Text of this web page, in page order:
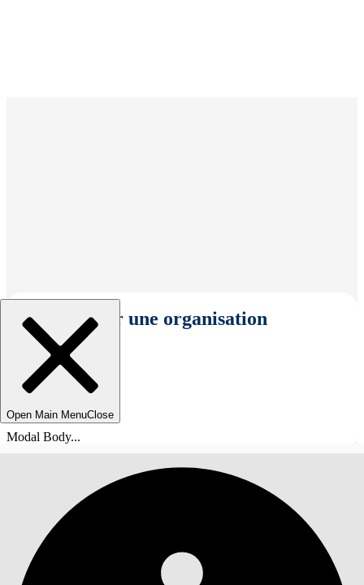
Sélectionner une organisation
Open Main MenuClose
Modal Body...